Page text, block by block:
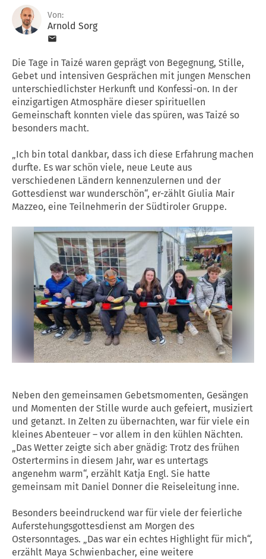
Von:
Arnold Sorg
Die Tage in Taizé waren geprägt von Begegnung, Stille,
Gebet und intensiven Gesprächen mit jungen Menschen
unterschiedlichster Herkunft und Konfessi-on. In der
einzigartigen Atmosphäre dieser spirituellen
Gemeinschaft konnten viele das spüren, was Taizé so
besonders macht.
„Ich bin total dankbar, dass ich diese Erfahrung machen
durfte. Es war schön viele, neue Leute aus
verschiedenen Ländern kennenzulernen und der
Gottesdienst war wunderschön“, er-zählt Giulia Mair
Mazzeo, eine Teilnehmerin der Südtiroler Gruppe.
Neben den gemeinsamen Gebetsmomenten, Gesängen
und Momenten der Stille wurde auch gefeiert, musiziert
und getanzt. In Zelten zu übernachten, war für viele ein
kleines Abenteuer – vor allem in den kühlen Nächten.
„Das Wetter zeigte sich aber gnädig: Trotz des frühen
Ostertermins in diesem Jahr, war es untertags
angenehm warm“, erzählt Katja Engl. Sie hatte
gemeinsam mit Daniel Donner die Reiseleitung inne.
Besonders beeindruckend war für viele der feierliche
Auferstehungsgottesdienst am Morgen des
Ostersonntages. „Das war ein echtes Highlight für mich“,
erzählt Maya Schwienbacher, eine weitere